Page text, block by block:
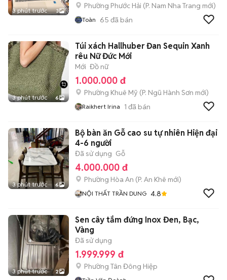
3 phút trước 3
Phường Phước Hải (P. Nam Nha Trang mới)
Toàn 65 đã bán
3 phút trước 6
Túi xách Hallhuber Đan Sequin Xanh
rêu Nữ Đức Mới
Mới Đồ nữ
1.000.000 đ
Phường Khuê Mỹ (P. Ngũ Hành Sơn mới)
Raikhert Irina 1 đã bán
3 phút trước 6
Bộ bàn ăn Gỗ cao su tự nhiên Hiện đại
4-6 người
Đã sử dụng Gỗ
4.000.000 đ
Phường Hòa An (P. An Khê mới)
NỘI THẤT TRẦN DUNG 4.8
3 phút trước 2
Sen cây tắm đứng Inox Đen, Bạc,
Vàng
Đã sử dụng
1.999.999 đ
Phường Tân Đông Hiệp